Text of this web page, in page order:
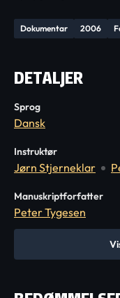
Dokumentar 2006
DETALJER
Sprog
Dansk
Instruktør
Jørn Stjerneklar
Manuskriptforfatter
Peter Tygesen